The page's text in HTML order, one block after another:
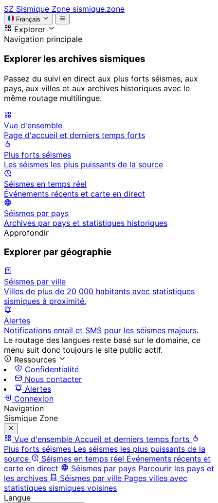
SZ Sismique Zone sismique.zone
Français
Explorer
Navigation principale
Explorer les archives sismiques
Passez du suivi en direct aux plus forts séismes, aux
pays, aux villes et aux archives historiques avec le
même routage multilingue.
Vue d'ensemble
Page d'accueil et derniers temps forts
Plus forts séismes
Les séismes les plus puissants de la source
Séismes en temps réel
Événements récents et carte en direct
Séismes par pays
Archives par pays et statistiques historiques
Approfondir
Explorer par géographie
Séismes par ville
Villes de plus de 20 000 habitants avec statistiques
sismiques à proximité.
Alertes
Notifications email et SMS pour les séismes majeurs.
Le routage des langues reste basé sur le domaine, ce
menu suit donc toujours le site public actif.
Ressources
Confidentialité
Nous contacter
Alertes
Connexion
Navigation
Sismique Zone
Vue d'ensemble Accueil et derniers temps forts
Plus forts séismes Les séismes les plus puissants de la
source
Séismes en temps réel Événements récents et
carte en direct
Séismes par pays Parcourir les pays et
les archives
Séismes par ville Pages villes avec
statistiques sismiques voisines
Langue